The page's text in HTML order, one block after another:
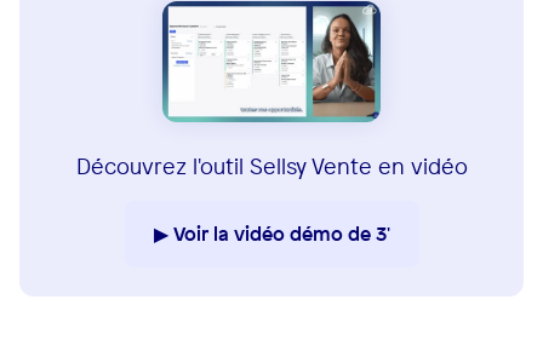
Découvrez l'outil Sellsy Vente en vidéo
▶ Voir la vidéo démo de 3'